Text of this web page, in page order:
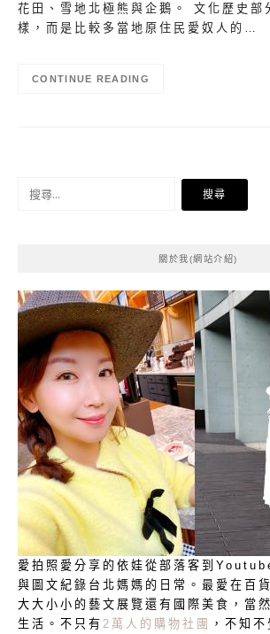
花田、雪地北極熊與企鵝。 文化歷史部
樣，而是比較多當地原住民愛奴人的…
CONTINUE READING
關於我(網站介紹)
愛拍照愛分享的依娃從部落客到
與圖文紀錄台北媽媽的日常。最愛在百
大大小小的藝文展覽還有國際美食，當
生活。不只有 2萬人的購物社團
，不知